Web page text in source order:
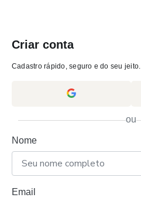
Criar conta
Cadastro rápido, seguro e do seu jeito.
ou
Nome
Email